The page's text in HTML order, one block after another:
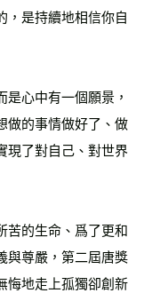
，是持續地相信你自
心中有一個願景，
做的事情做好了、做
現了對自己、對世界
苦的生命、爲了更和
與尊嚴，第二屆唐獎
悔地走上孤獨卻創新